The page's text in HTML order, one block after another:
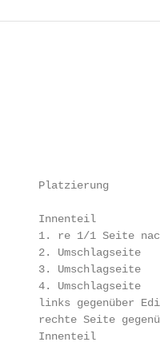
Platzierung
Innenteil
1. re 1/1 Seite
2. Umschlagseite
3. Umschlagseite
4. Umschlagseite
links gegenüber
rechte Seite
Innenteil